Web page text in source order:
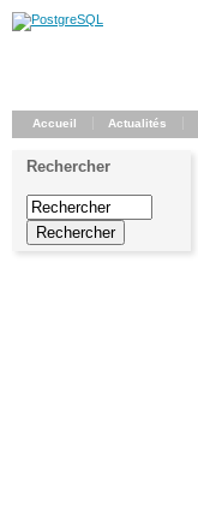
Accueil Actualités
Rechercher